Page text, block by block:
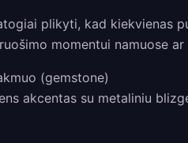
plikyti, kad kiekvienas
momentui namuose ar
(gemstone)
akcentas su metaliniu